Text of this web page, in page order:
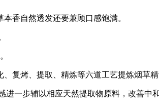
香自然透发还要兼顾口感饱满。
复烤、提取、精炼等六道工艺提炼烟草
进一步辅以相应天然提取物原料，改善中